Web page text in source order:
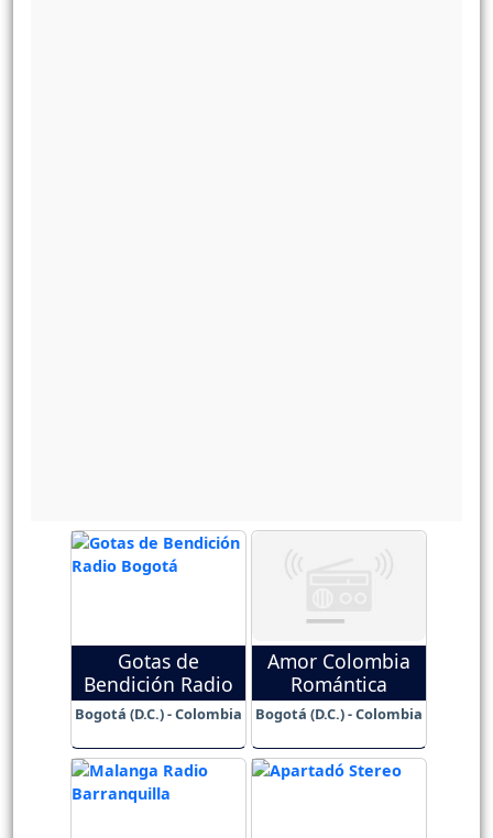
Gotas de
Bendición Radio
Bogotá (D.C.) - Colombia
Amor Colombia
Romántica
Bogotá (D.C.) - Colombia